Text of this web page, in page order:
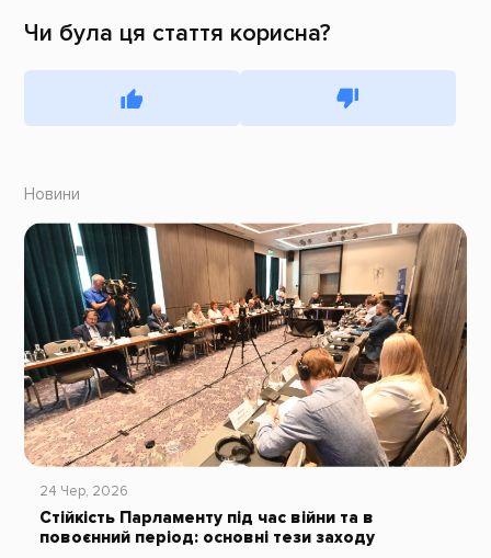
Чи була ця стаття корисна?
Новини
24 Чер, 2026
Стійкість Парламенту під час війни та в
повоєнний період: основні тези заходу